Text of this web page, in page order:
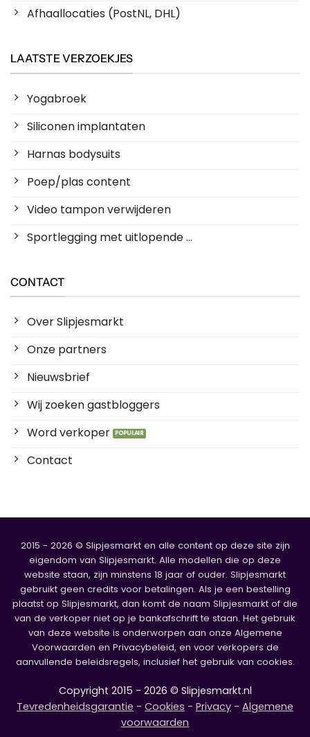
Afhaallocaties (PostNL, DHL)
LAATSTE VERZOEKJES
Yogabroek
Siliconen implantaten
Harnas bodysuits
Poep/plas content
Video tampon verwijderen
Sportlegging met uitlopende ...
CONTACT
Over Slipjesmarkt
Onze partners
Nieuwsbrief
Wij zoeken gastbloggers
Word verkoper
Contact
2015 - 2026 © Slipjesmarkt en alle content op deze site zijn
eigendom van Slipjesmarkt. Alle modellen die op deze
website staan, zijn minstens 18 jaar of ouder. Slipjesmarkt
gebruikt geen credits voor betalingen. Als je een bestelling
plaatst op Slipjesmarkt, dan komt de naam Slipjesmarkt of die
van de verkoper niet op je bankafschrift te staan. Het gebruik
van deze website is onderworpen aan onze Algemene
Voorwaarden en Privacybeleid, en voor verkopers de
aanvullende beleidsregels, inclusief het gebruik van cookies.
Copyright 2015 - 2026 © Slipjesmarkt.nl
Tevredenheidsgarantie - Cookies - Privacy - Algemene
voorwaarden